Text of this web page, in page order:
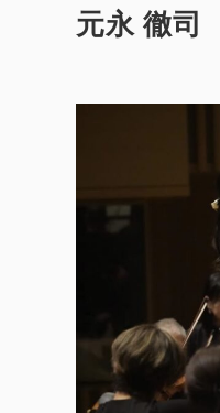
元永 徹司